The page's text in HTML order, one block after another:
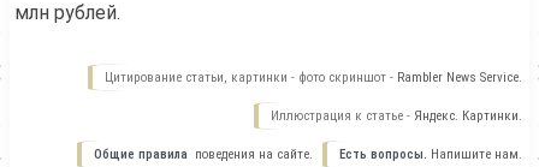
млн рублей.
Цитирование статьи, картинки - фото скриншот - Rambler News Service.
Иллюстрация к статье - Яндекс. Картинки.
Есть вопросы. Напишите нам.
Общие правила поведения на сайте.